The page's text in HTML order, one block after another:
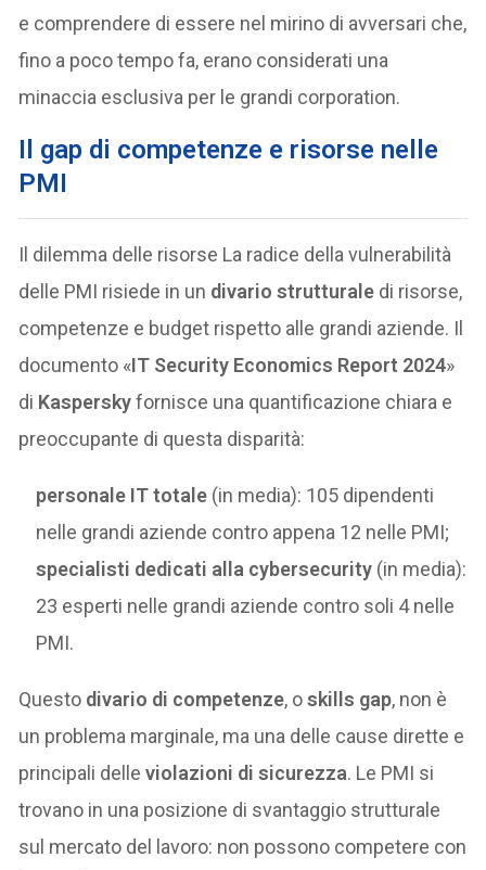
e comprendere di essere nel mirino di avversari che,
fino a poco tempo fa, erano considerati una
minaccia esclusiva per le grandi corporation.
Il gap di competenze e risorse nelle
PMI
Il dilemma delle risorse La radice della vulnerabilità
delle PMI risiede in un divario strutturale di risorse,
competenze e budget rispetto alle grandi aziende. Il
documento «IT Security Economics Report 2024»
di Kasperskyfornisce una quantificazione chiara e
preoccupante di questa disparità:
personale IT totale (in media): 105 dipendenti
nelle grandi aziende contro appena 12 nelle PMI;
specialisti dedicati alla cybersecurity (in media):
23 esperti nelle grandi aziende contro soli 4 nelle
PMI.
Questo divario di competenze, oskills gap, non è
un problema marginale, ma una delle cause dirette e
principali delleviolazioni di sicurezza. Le PMI si
trovano in una posizione di svantaggio strutturale
sul mercato del lavoro: non possono competere con